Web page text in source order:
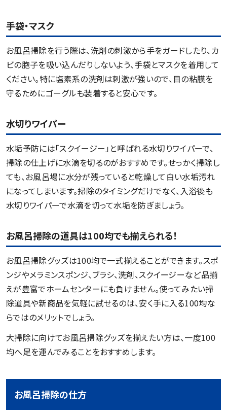
手袋・マスク
お風呂掃除を行う際は、洗剤の刺激から手をガードしたり、カ
ビの胞子を吸い込んだりしないよう、手袋とマスクを着用して
ください。特に塩素系の洗剤は刺激が強いので、目の粘膜を
守るためにゴーグルも装着すると安心です。
水切りワイパー
水垢予防には「スクイージー」と呼ばれる水切りワイパーで、
掃除の仕上げに水滴を切るのがおすすめです。せっかく掃除し
ても、お風呂場に水分が残っていると乾燥して白い水垢汚れ
になってしまいます。掃除のタイミングだけでなく、入浴後も
水切りワイパーで水滴を切って水垢を防ぎましょう。
お風呂掃除の道具は100均でも揃えられる！
お風呂掃除グッズは100均で一式揃えることができます。スポ
ンジやメラミンスポンジ、ブラシ、洗剤、スクイージーなど品揃
えが豊富でホームセンターにも負けません。使ってみたい掃
除道具や新商品を気軽に試せるのは、安く手に入る100均な
らではのメリットでしょう。
大掃除に向けてお風呂掃除グッズを揃えたい方は、一度100
均へ足を運んでみることをおすすめします。
お風呂掃除の仕方